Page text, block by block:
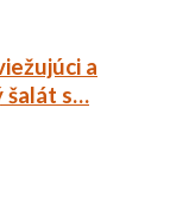
a
šalát s…